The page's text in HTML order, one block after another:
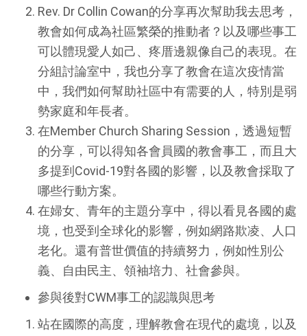
Rev. Dr Collin Cowan的分享再次幫助我去思考，
教會如何成為社區繁榮的推動者？以及哪些事工
可以體現愛人如己、疼厝邊親像自己的表現。在
分組討論室中，我也分享了教會在這次疫情當
中，我們如何幫助社區中有需要的人，特別是弱
勢家庭和年長者。
在Member Church Sharing Session，透過短暫
的分享，可以得知各會員國的教會事工，而且大
多提到Covid-19對各國的影響，以及教會採取了
哪些行動方案。
在婦女、青年的主題分享中，得以看見各國的處
境，也受到全球化的影響，例如網路欺凌、人口
老化。還有普世價值的持續努力，例如性別公
義、自由民主、領袖培力、社會參與。
參與後對CWM事工的認識與思考
站在國際的高度，理解教會在現代的處境，以及